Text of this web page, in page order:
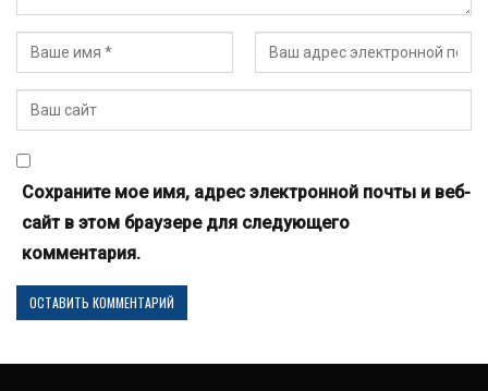
Сохраните мое имя, адрес электронной почты и веб-
сайт в этом браузере для следующего
комментария.